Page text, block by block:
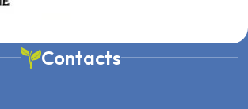
Contacts